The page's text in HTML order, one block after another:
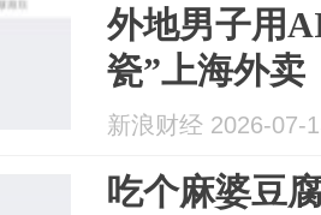
外地男子用
瓷”上海外卖
新浪财经 2026-07-
吃个麻婆豆